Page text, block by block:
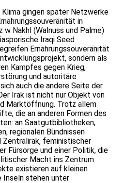
gingen später Netzwerke
in
w Nakhl (Walnuss und Palme)
Iraqi Seed
Ernährungssouveränität
sondern als
Kampfes gegen Krieg,
und autoritäre
auch die andere Seite der
Irak ist nicht nur Objekt von
Marktöffnung. Trotz allem
die an anderen Formen des
an Saatgutbibliotheken,
regionalen Bündnissen
Zentralirak, feministischer
Fürsorge und einer Politik, die
Macht ins Zentrum
existieren auf kleinen
Inseln stehen unter